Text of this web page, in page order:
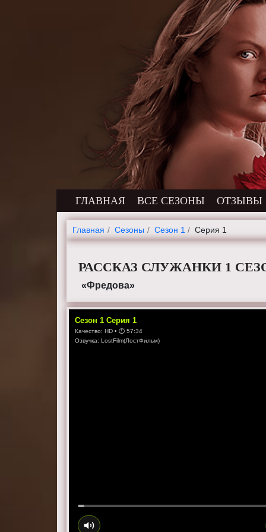
ГЛАВНАЯ ВСЕ СЕЗОНЫ ОТЗЫВЫ
Главная Cезоны Сезон 1 Серия 1
РАССКАЗ СЛУЖАНКИ 1
«Фредова»
Сезон1 Серия1
Качество:HD • ⏱57:34
Озвучка:LostFilm(ЛостФильм)